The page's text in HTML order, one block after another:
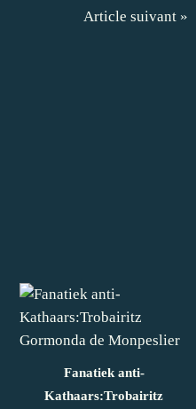
Article suivant »
Fanatiek anti-
Kathaars:Trobairitz